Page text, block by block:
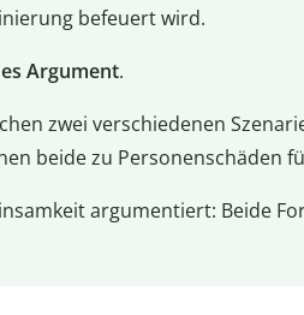
befeuert wird.
Argument.
zwei verschiedenen
beide zu Personenschäden
argumentiert: Beide